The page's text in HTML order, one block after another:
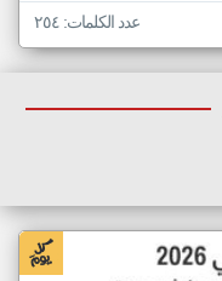
عدد الكلمات: ٢٥٤